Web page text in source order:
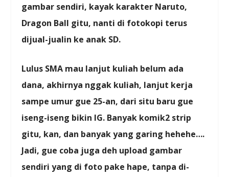
gambar sendiri, kayak karakter Naruto,
Dragon Ball gitu, nanti di fotokopi terus
dijual-jualin ke anak SD.
Lulus SMA mau lanjut kuliah belum ada
dana, akhirnya nggak kuliah, lanjut kerja
sampe umur gue 25-an, dari situ baru gue
iseng-iseng bikin IG. Banyak komik2 strip
gitu, kan, dan banyak yang garing hehehe….
Jadi, gue coba juga deh upload gambar
sendiri yang di foto pake hape, tanpa di-